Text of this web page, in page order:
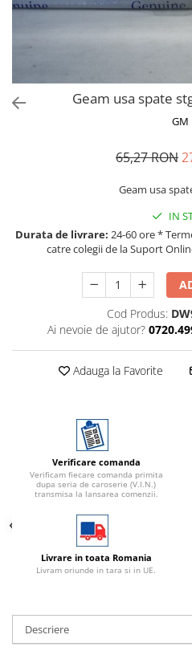
TIGRA-B 2004-2009
VIVARO
Mazda CX-80 KL
SX4 S-CROSS Hybrid 48V 2020-
VITARA 2015-prezent
VITARA Hybrid 48V 2020-prezent
SPARK M300 2010-2018
Geam usa spate
GM
65,27 RON
Geam usa
IN
Durata de livrare: 24-60 ore *
catre colegii de la Suport
Cod Produs:
Ai nevoie de ajutor?
Adauga la Favorite
Verificare comanda
Verificam fiecare comanda primita
dupa seria de caroserie (V.I.N.)
transmisa la lansarea comenzii.
Livrare in toata Romania
Livram oriunde in tara si in UE.
Descriere